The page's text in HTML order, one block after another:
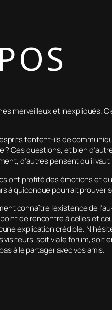
merveilleux et inexpliqués.
tentent-ils de
Ces questions, et bien
d’autres pensent qu’il
ont profité des émotions et
à quiconque pourrait prouver
connaître l’existence de
de rencontre à celles et
explication crédible.
visiteurs, soit via le forum,
à le partager avec vos amis.